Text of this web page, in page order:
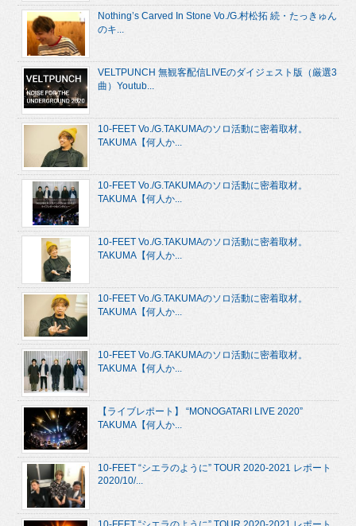
Nothing’s Carved In Stone Vo./G.村松拓 続・たっきゅん
のキ...
VELTPUNCH 無観客配信LIVEのダイジェスト版（厳選3
曲）Youtub...
10-FEET Vo./G.TAKUMAのソロ活動に密着取材。
TAKUMA【何人か...
10-FEET Vo./G.TAKUMAのソロ活動に密着取材。
TAKUMA【何人か...
10-FEET Vo./G.TAKUMAのソロ活動に密着取材。
TAKUMA【何人か...
10-FEET Vo./G.TAKUMAのソロ活動に密着取材。
TAKUMA【何人か...
10-FEET Vo./G.TAKUMAのソロ活動に密着取材。
TAKUMA【何人か...
【ライブレポート】 “MONOGATARI LIVE 2020”
TAKUMA【何人か...
10-FEET “シエラのように” TOUR 2020-2021 レポート
2020/10/...